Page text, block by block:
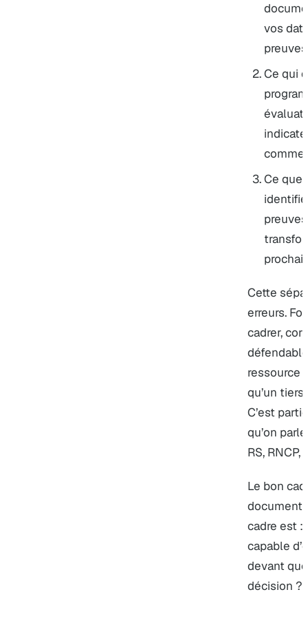
vos
Ce qui
Ce que
Cette
erreurs.
cadrer,
ressource
qu’un
C’est
qu’on
RS,
Le bon
document
cadre est :
capable
devant
décision ?”